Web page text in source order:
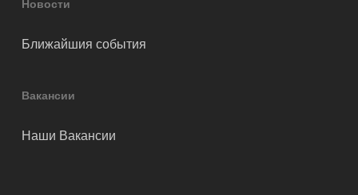
Новости
Ближайшия события
Вакансии
Наши Вакансии